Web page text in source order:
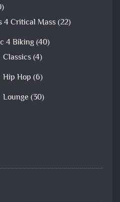
4 Critical Mass(22)
4 Biking(40)
Classics(4)
Hip Hop (6)
Lounge (30)